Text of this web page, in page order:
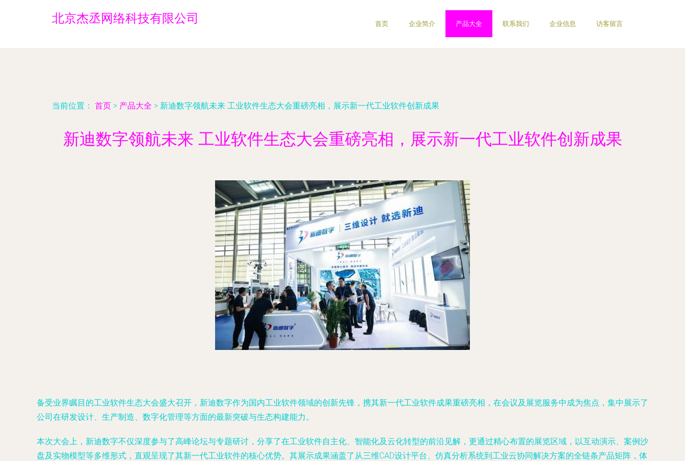
北京杰丞网络科技有限公司 首页 企业简介 产品大全 联系我们 企业信息 访客留言
当前位置： 首页 > 产品大全 > 新迪数字领航未来 工业软件生态大会重磅亮相，展示新一代工业软件创新成果
新迪数字领航未来 工业软件生态大会重磅亮相，展示新一代工业软件创新成果
备受业界瞩目的工业软件生态大会盛大召开，新迪数字作为国内工业软件领域的创新先锋，携其新一代工业软件成果重磅亮相，在会议及展览服务中成为焦点，集中展示了
公司在研发设计、生产制造、数字化管理等方面的最新突破与生态构建能力。
本次大会上，新迪数字不仅深度参与了高峰论坛与专题研讨，分享了在工业软件自主化、智能化及云化转型的前沿见解，更通过精心布置的展览区域，以互动演示、案例沙
盘及实物模型等多维形式，直观呈现了其新一代工业软件的核心优势。其展示成果涵盖了从三维CAD设计平台、仿真分析系统到工业云协同解决方案的全链条产品矩阵，体